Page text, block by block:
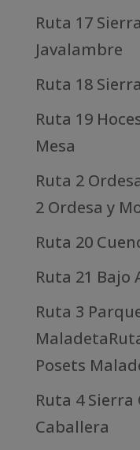
Ruta 17
Javalambre
Ruta 18
Ruta 19
Mesa
Ruta 2
2 Ordesa y
Ruta 20
Ruta 21
Ruta 3
Posets
Ruta 4
Caballera